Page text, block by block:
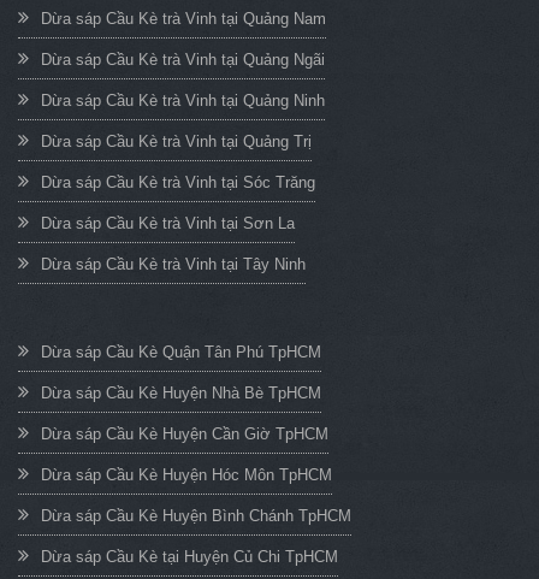
Dừa sáp Cầu Kè trà Vinh tại Quảng Nam
Dừa sáp Cầu Kè trà Vinh tại Quảng Ngãi
Dừa sáp Cầu Kè trà Vinh tại Quảng Ninh
Dừa sáp Cầu Kè trà Vinh tại Quảng Trị
Dừa sáp Cầu Kè trà Vinh tại Sóc Trăng
Dừa sáp Cầu Kè trà Vinh tại Sơn La
Dừa sáp Cầu Kè trà Vinh tại Tây Ninh
Dừa sáp Cầu Kè Quận Tân Phú TpHCM
Dừa sáp Cầu Kè Huyện Nhà Bè TpHCM
Dừa sáp Cầu Kè Huyện Cần Giờ TpHCM
Dừa sáp Cầu Kè Huyện Hóc Môn TpHCM
Dừa sáp Cầu Kè Huyện Bình Chánh TpHCM
Dừa sáp Cầu Kè tại Huyện Củ Chi TpHCM